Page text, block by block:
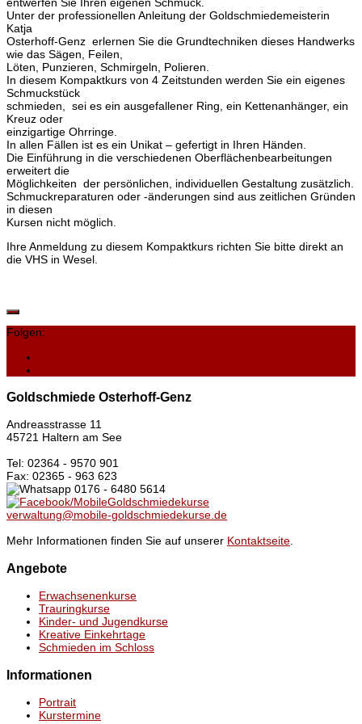
Unter der professionellen Anleitung der Goldschmiedemeisterin
Katja
Osterhoff-Genz erlernen Sie die Grundtechniken dieses Handwerks
wie das Sägen, Feilen,
Löten, Punzieren, Schmirgeln, Polieren.
In diesem Kompaktkurs von 4 Zeitstunden werden Sie ein eigenes
Schmuckstück
schmieden, sei es ein ausgefallener Ring, ein Kettenanhänger, ein
Kreuz oder
einzigartige Ohrringe.
In allen Fällen ist es ein Unikat – gefertigt in Ihren Händen.
Die Einführung in die verschiedenen Oberflächenbearbeitungen
erweitert die
Möglichkeiten der persönlichen, individuellen Gestaltung zusätzlich.
Schmuckreparaturen oder -änderungen sind aus zeitlichen Gründen
in diesen
Kursen nicht möglich.
Ihre Anmeldung zu diesem Kompaktkurs richten Sie bitte direkt an
die VHS in Wesel.
Folgen:
Goldschmiede Osterhoff-Genz
Andreasstrasse 11
45721 Haltern am See
Tel: 02364 - 9570 901
Fax: 02365 - 963 623
0176 - 6480 5614
/MobileGoldschmiedekurse
verwaltung@mobile-goldschmiedekurse.de
Mehr Informationen finden Sie auf unserer Kontaktseite.
Angebote
Erwachsenenkurse
Trauringkurse
Kinder- und Jugendkurse
Kreative Einkehrtage
Schmieden im Schloss
Informationen
Portrait
Kurstermine